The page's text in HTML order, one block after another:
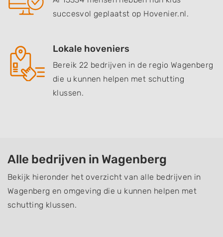
succesvol geplaatst op Hovenier.nl.
Lokale hoveniers
Bereik 22 bedrijven in de regio Wagenberg
die u kunnen helpen met schutting
klussen.
Alle bedrijven in Wagenberg
Bekijk hieronder het overzicht van alle bedrijven in
Wagenberg en omgeving die u kunnen helpen met
schutting klussen.